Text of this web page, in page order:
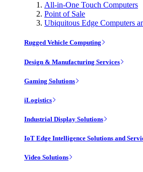
All-in-One Touch Computers
Point of Sale
Ubiquitous Edge Computers
Rugged Vehicle Computing
Design & Manufacturing Services
Gaming Solutions
iLogistics
Industrial Display Solutions
IoT Edge Intelligence Solutions and
Video Solutions